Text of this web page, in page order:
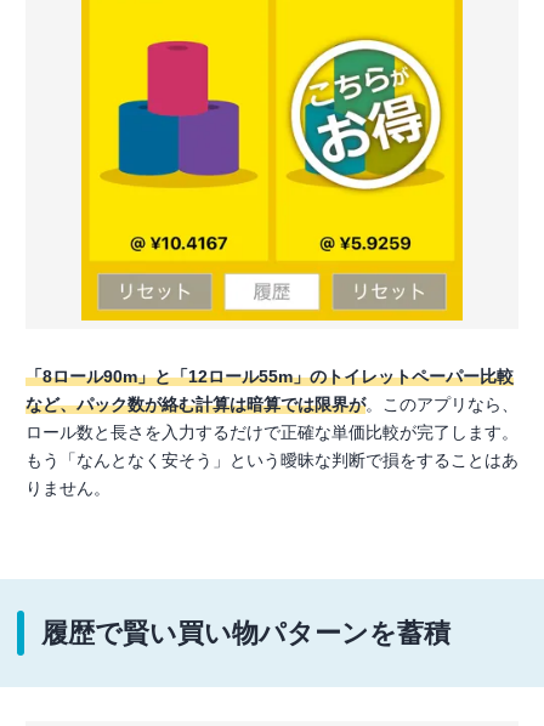
「8ロール90m」と「12ロール55m」のトイレットペーパー比較
など、パック数が絡む計算は暗算では限界が。このアプリなら、
ロール数と長さを入力するだけで正確な単価比較が完了します。
もう「なんとなく安そう」という曖昧な判断で損をすることはあ
りません。
履歴で賢い買い物パターンを蓄積